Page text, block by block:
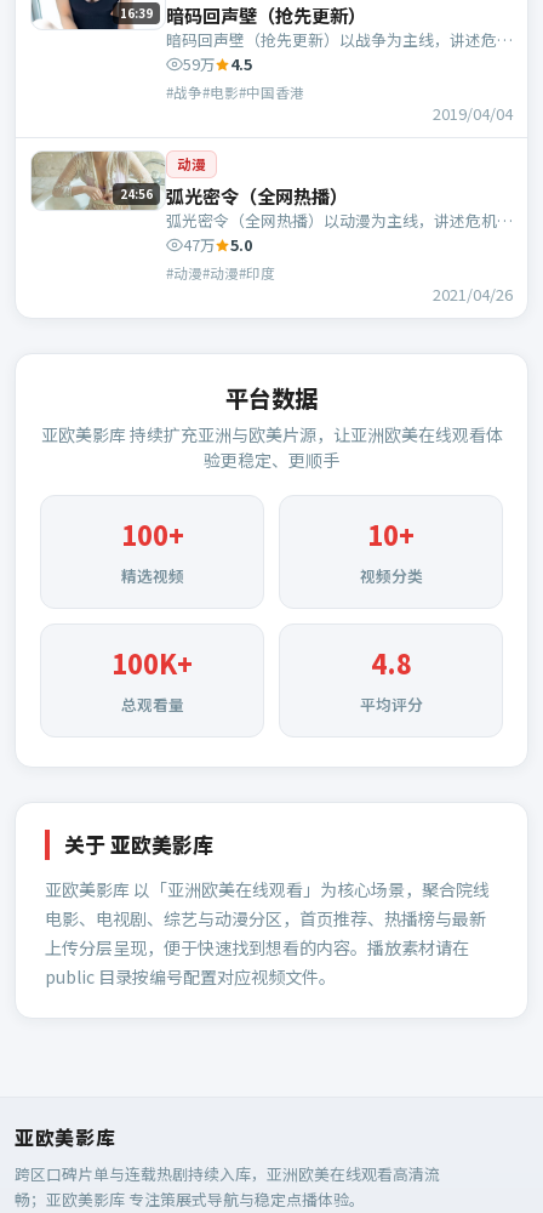
16:39 暗码回声壁（抢先更新）
暗码回声壁（抢先更新）以战争为主线，讲述危机
中的抉择与人物成长；中国香港班底，文牧野执
导，马丽、咏梅等主演。
59万 4.5
#战争#电影#中国香港
2019/04/04
24:56
动漫
弧光密令（全网热播）
弧光密令（全网热播）以动漫为主线，讲述危机中
的抉择与人物成长；印度班底，王伟执导，汤唯、
凯特·布兰切特等主演。
47万 5.0
#动漫#动漫#印度
2021/04/26
平台数据
亚欧美影库 持续扩充亚洲与欧美片源，让亚洲欧美在线观看体
验更稳定、更顺手
100+
精选视频
10+
视频分类
100K+
总观看量
4.8
平均评分
关于亚欧美影库
亚欧美影库 以「亚洲欧美在线观看」为核心场景，聚合院线
电影、电视剧、综艺与动漫分区，首页推荐、热播榜与最新
上传分层呈现，便于快速找到想看的内容。播放素材请在
public 目录按编号配置对应视频文件。
亚欧美影库
跨区口碑片单与连载热剧持续入库，亚洲欧美在线观看高清流
畅； 亚欧美影库 专注策展式导航与稳定点播体验。